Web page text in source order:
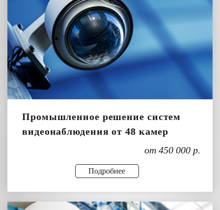
Промышленное решение систем
видеонаблюдения от 48 камер
от 450 000 р.
Подробнее